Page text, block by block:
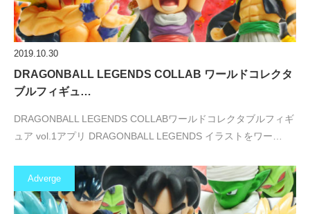
2019.10.30
DRAGONBALL LEGENDS COLLAB ワールドコレクタ
ブルフィギュ…
DRAGONBALL LEGENDS COLLABワールドコレクタブルフィギ
ュア vol.1アプリ DRAGONBALL LEGENDS イラストをワー…
Adverge